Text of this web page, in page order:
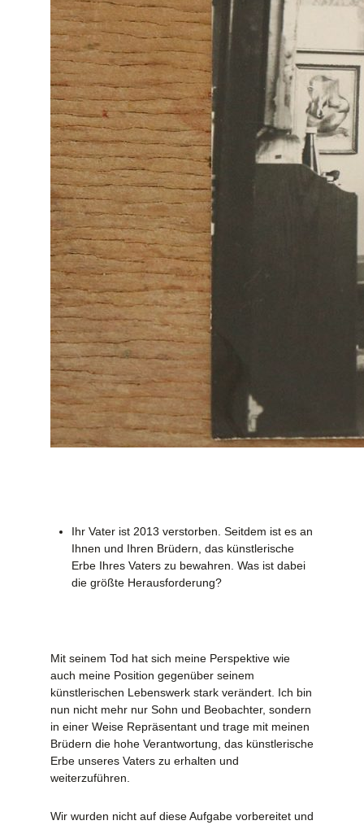
Ihr Vater ist 2013 verstorben. Seitdem ist es an
Ihnen und Ihren Brüdern, das künstlerische
Erbe Ihres Vaters zu bewahren. Was ist dabei
die größte Herausforderung?
Mit seinem Tod hat sich meine Perspektive wie
auch meine Position gegenüber seinem
künstlerischen Lebenswerk stark verändert. Ich bin
nun nicht mehr nur Sohn und Beobachter, sondern
in einer Weise Repräsentant und trage mit meinen
Brüdern die hohe Verantwortung, das künstlerische
Erbe unseres Vaters zu erhalten und
weiterzuführen.
Wir wurden nicht auf diese Aufgabe vorbereitet und